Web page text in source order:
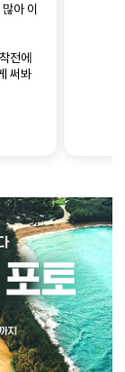
저도 재밌
니다